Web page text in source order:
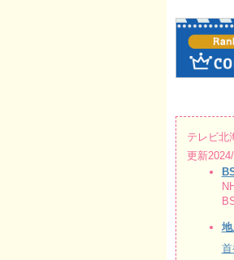
テレビ北
更新
首